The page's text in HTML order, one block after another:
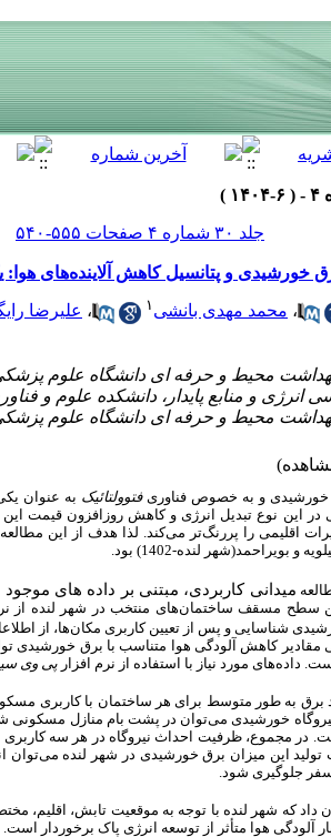
جلد ۳۰ شماره ۴ صفحات ۵۵۵-۵۴۰
و پتانسیل کاهش آلاینده‌های هوا: یک
، محمد مهدی بانشی ۱ ، علیرضا
خورشیدی و به خصوص فناوریفتوولتائیک به عنوان
این نوع تبدیل انرژی و کاهش روزافزون قیمت این
اقلیمی را پررنگ‌تر می‌کند. لذا هدف از این مطالعه
بویراحمد(شهر لنده-1402) بود.
میدانی کاربردی، مبتنی بر داده های
سطح مسقف ساختمان‌های منتخب در شهر لنده از
شناسایی و پس از تعیین کاربری مکان‌ها، از
مقادیر کاهش آلودگی هوا متناسب با برق خورشیدی
داده‌های مورد نیاز با استفاده از نرم افزار پی وی
مگاوات نیروگاه خورشیدی می‌توان در پشت بام منازل
جلوگیری شود.
داد که شهر لنده با توجه به موقعیت تابش، اقلیم،
هوا متأثر از توسعه انرژی پاک برخوردار است.